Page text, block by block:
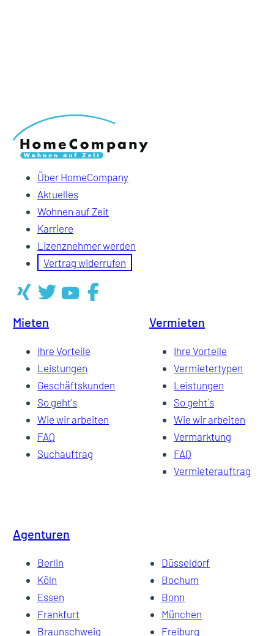
Über HomeCompany
Aktuelles
Wohnen auf Zeit
Karriere
Lizenznehmer werden
Vertrag widerrufen
Mieten
Ihre Vorteile
Leistungen
Geschäftskunden
So geht's
Wie wir arbeiten
FAQ
Suchauftrag
Vermieten
Ihre Vorteile
Vermietertypen
Leistungen
So geht`s
Wie wir arbeiten
Vermarktung
FAQ
Vermieterauftrag
Agenturen
Berlin
Düsseldorf
Köln
Bochum
Essen
Bonn
Frankfurt
München
Braunschweig
Freiburg